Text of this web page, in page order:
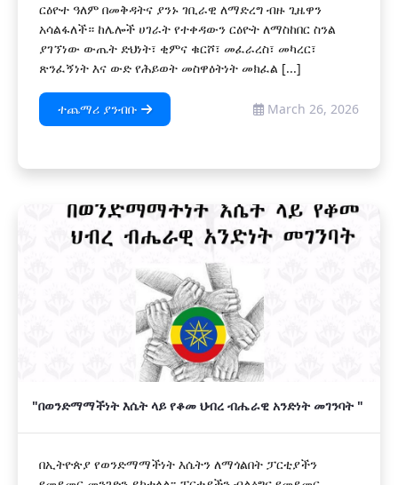
ርዕዮተ ዓለም በመቅዳትና ያንኑ ገቢራዊ ለማድረግ ብዙ ጊዜዋን
አሳልፋለች። ከሌሎች ሀገራት የተቀዳውን ርዕዮት ለማስከበር ስንል
ያገኘነው ውጤት ድህነት፣ ቂምና ቁርሾ፣ መፈራረስ፣ መካረር፣
ጽንፈኝነት እና ውድ የሕይወት መስዋዕትነት መክፈል [...]
ተጨማሪ ያንብቡ March 26, 2026
"በወንድማማችነት እሴት ላይ የቆመ ህብረ ብሔራዊ አንድነት መገንባት "
በኢትዮጵያ የወንድማማችነት እሴትን ለማጎልበት ፓርቲያችን